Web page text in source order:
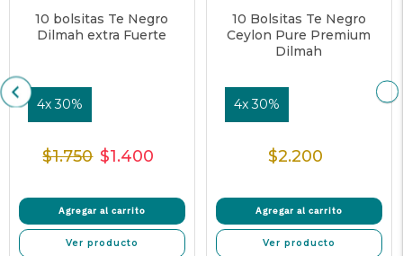
10 bolsitas Te Negro
Dilmah extra Fuerte
4x 30%
Precio
$1.750 Precio
venta
$1.400
Agregar al carrito
Ver producto
10 Bolsitas Te Negro
Ceylon Pure Premium
Dilmah
4x 30%
Precio
$2.200
Agregar al carrito
Ver producto